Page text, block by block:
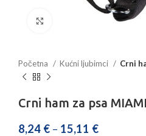
Početna Kućni ljubimci Crni
Crni ham za psa MIAMI
8,24 € – 15,11 €